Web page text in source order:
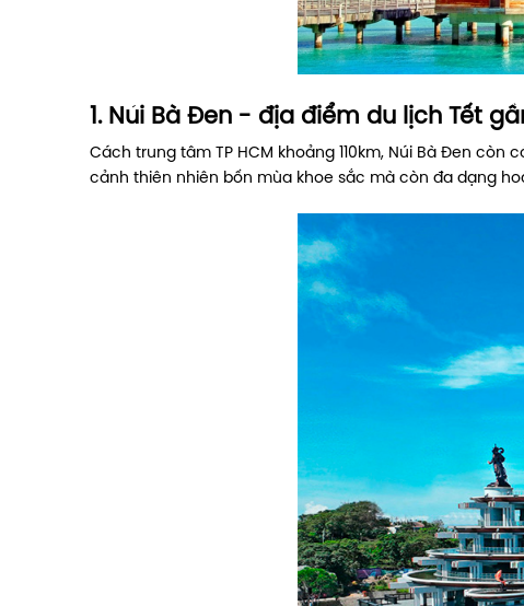
1. Núi Bà Đen - địa điểm du lịch Tết
Cách trung tâm TP HCM khoảng 110km, Núi Bà Đen
cảnh thiên nhiên bốn mùa khoe sắc mà còn đa dạng